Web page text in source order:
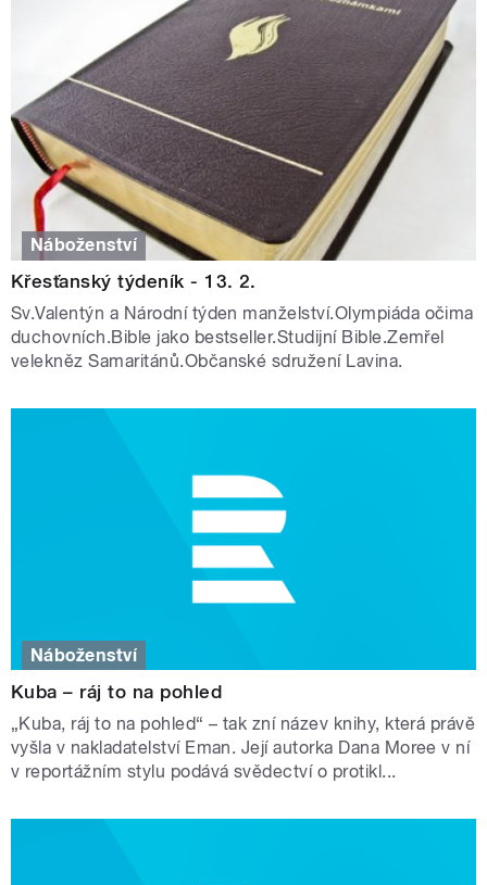
Náboženství
Křesťanský týdeník - 13. 2.
Sv.Valentýn a Národní týden manželství.Olympiáda očima
duchovních.Bible jako bestseller.Studijní Bible.Zemřel
velekněz Samaritánů.Občanské sdružení Lavina.
Náboženství
Kuba – ráj to na pohled
„Kuba, ráj to na pohled“ – tak zní název knihy, která právě
vyšla v nakladatelství Eman. Její autorka Dana Moree v ní
v reportážním stylu podává svědectví o protikl...